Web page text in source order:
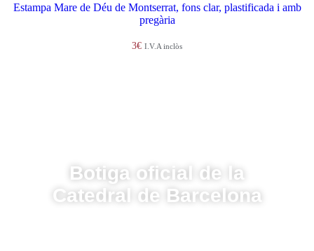
Estampa Mare de Déu de Montserrat, fons clar, plastificada i amb
pregària
3€ I.V.A inclòs
Botiga oficial de la
Catedral de Barcelona